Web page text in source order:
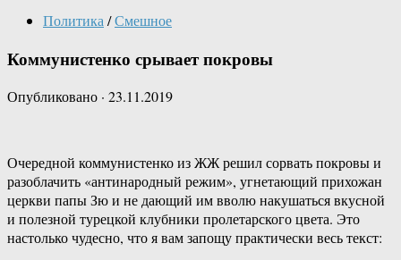
Политика /Смешное
Коммунистенко срывает покровы
Опубликовано · 23.11.2019
Очередной коммунистенко из ЖЖ решил сорвать покровы и
разоблачить «антинародный режим», угнетающий прихожан
церкви папы Зю и не дающий им вволю накушаться вкусной
и полезной турецкой клубники пролетарского цвета. Это
настолько чудесно, что я вам запощу практически весь текст: